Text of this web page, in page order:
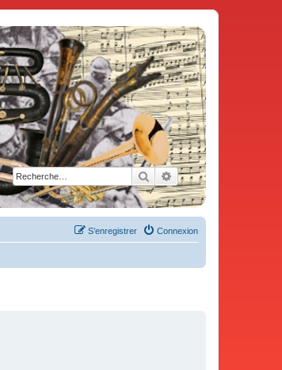
Rechercher
Recherche avancée
Connexion
S’enregistrer